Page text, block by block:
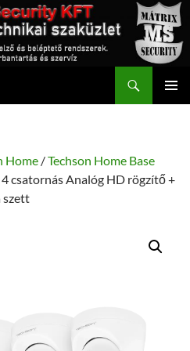
Home /Techson Home Base
csatornás Analóg HD rögzítő +
szett